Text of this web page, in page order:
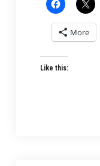
More
Like this: